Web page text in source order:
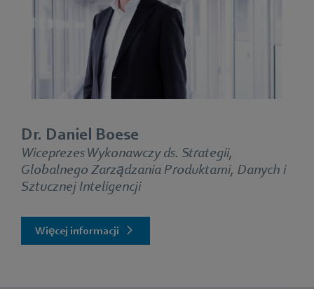
Dr. Daniel Boese
Wiceprezes Wykonawczy ds. Strategii,
Globalnego Zarządzania Produktami, Danych i
Sztucznej Inteligencji
Więcej informacji